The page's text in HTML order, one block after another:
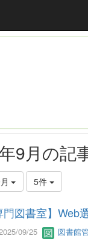
9月の記
5件
門図書室】Web
09/25 図書館